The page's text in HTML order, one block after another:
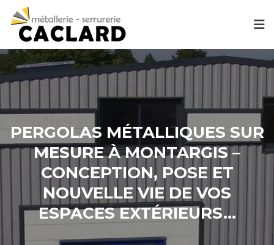
PERGOLAS MÉTALLIQUES SUR
MESURE À MONTARGIS –
CONCEPTION, POSE ET
NOUVELLE VIE DE VOS
ESPACES EXTÉRIEURS…